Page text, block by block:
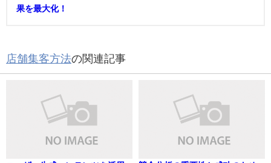
果を最大化！
店舗集客方法の関連記事